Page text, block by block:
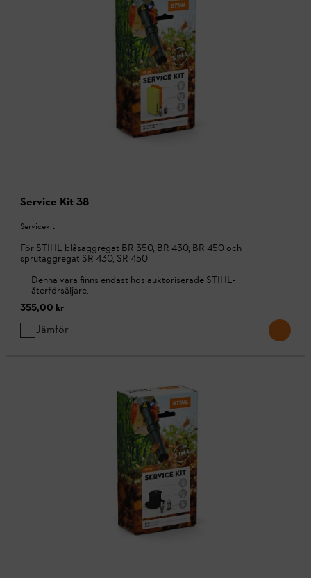
Service Kit 38
Servicekit
För STIHL blåsaggregat BR 350, BR 430, BR 450 och
sprutaggregat SR 430, SR 450
Denna vara finns endast hos auktoriserade STIHL-
återförsäljare.
355,00 kr
Jämför